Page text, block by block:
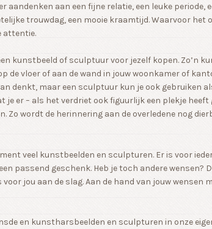
aandenken aan een fijne relatie, een leuke periode,
trouwdag, een mooie kraamtijd. Waarvoor het
attentie.
kunstbeeld of sculptuur voor jezelf kopen. Zo’n
de vloer of aan de wand in jouw woonkamer of
denkt, maar een sculptuur kun je ook gebruiken
je er – als het verdriet ook figuurlijk een plekje heeft
Zo wordt de herinnering aan de overledene nog
veel kunstbeelden en sculpturen. Er is voor
passend geschenk. Heb je toch andere wensen?
jou aan de slag. Aan de hand van jouw wensen
en kunstharsbeelden en sculpturen in onze